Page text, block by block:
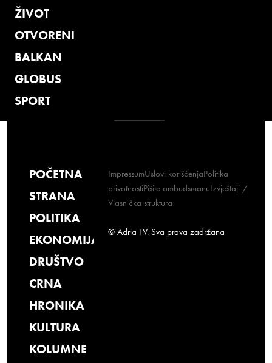
ŽIVOT
OTVORENI
BALKAN
GLOBUS
SPORT
POČETNA
STRANA
POLITIKA
EKONOMIJA
DRUŠTVO
CRNA
HRONIKA
KULTURA
KOLUMNE
ImpressumUslovi korišćenjaPolitika
privatnostiPišite ombudsmanuIzvještaji /
Vlasnička struktura
© Adria TV. Sva prava zadržana